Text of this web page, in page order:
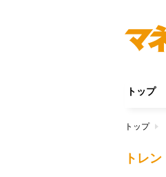
トップ
トップ
トレン